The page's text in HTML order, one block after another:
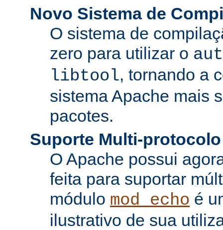
Novo Sistema de
O sistema de
zero para utilizar o
libtool, tornando a
sistema Apache mais
pacotes.
Suporte Multi-protocolo
O Apache possui
feita para suportar
módulo mod_echo é
ilustrativo de sua